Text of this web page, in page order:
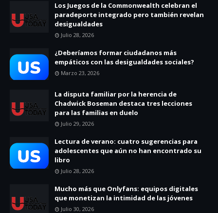
Los Juegos de la Commonwealth celebran el
paradeporte integrado pero también revelan
desigualdades
Julio 28, 2026
¿Deberíamos formar ciudadanos más
empáticos con las desigualdades sociales?
Marzo 23, 2026
La disputa familiar por la herencia de
Chadwick Boseman destaca tres lecciones
para las familias en duelo
Julio 29, 2026
Lectura de verano: cuatro sugerencias para
adolescentes que aún no han encontrado su
libro
Julio 28, 2026
Mucho más que Onlyfans: equipos digitales
que monetizan la intimidad de las jóvenes
Julio 30, 2026